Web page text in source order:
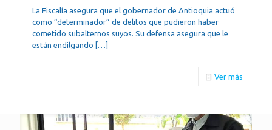
La Fiscalía asegura que el gobernador de Antioquia actuó
como “determinador” de delitos que pudieron haber
cometido subalternos suyos. Su defensa asegura que le
están endilgando […]
Ver más